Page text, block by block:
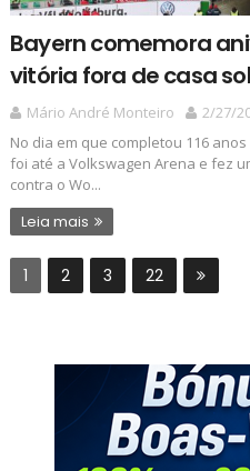
Bayern comemora
vitória fora de casa
Mário André Monteiro
2/27/
No dia em que completou 116
foi até a Volkswagen Arena e fez
contra o Wo...
Leia mais
1 2 3 22